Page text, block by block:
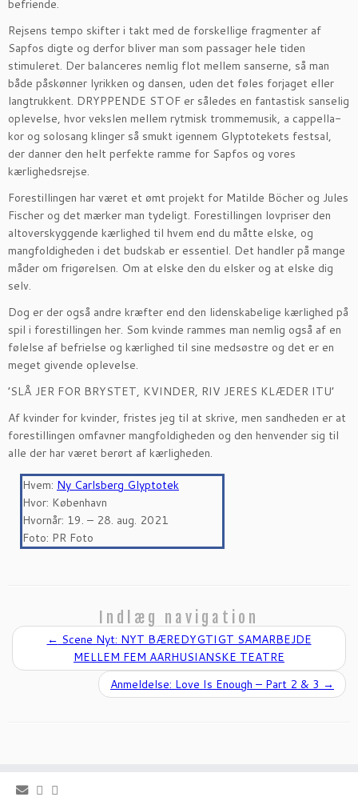
befriende.
Rejsens tempo skifter i takt med de forskellige fragmenter af
Sapfos digte og derfor bliver man som passager hele tiden
stimuleret. Der balanceres nemlig flot mellem sanserne, så man
både påskønner lyrikken og dansen, uden det føles forjaget eller
langtrukkent. DRYPPENDE STOF er således en fantastisk sanselig
oplevelse, hvor vekslen mellem rytmisk trommemusik, a cappella-
kor og solosang klinger så smukt igennem Glyptotekets festsal,
der danner den helt perfekte ramme for Sapfos og vores
kærlighedsrejse.
Forestillingen har været et ømt projekt for Matilde Böcher og Jules
Fischer og det mærker man tydeligt. Forestillingen lovpriser den
altoverskyggende kærlighed til hvem end du måtte elske, og
mangfoldigheden i det budskab er essentiel. Det handler på mange
måder om frigørelsen. Om at elske den du elsker og at elske dig
selv.
Dog er der også andre kræfter end den lidenskabelige kærlighed på
spil i forestillingen her. Som kvinde rammes man nemlig også af en
følelse af befrielse og kærlighed til sine medsøstre og det er en
meget givende oplevelse.
’SLÅ JER FOR BRYSTET, KVINDER, RIV JERES KLÆDER ITU’
Af kvinder for kvinder, fristes jeg til at skrive, men sandheden er at
forestillingen omfavner mangfoldigheden og den henvender sig til
alle der har været berørt af kærligheden.
Hvem: Ny Carlsberg Glyptotek
Hvor: København
Hvornår: 19. – 28. aug. 2021
Foto: PR Foto
Indlæg navigation
← Scene Nyt: NYT BÆREDYGTIGT SAMARBEJDE
MELLEM FEM AARHUSIANSKE TEATRE
Anmeldelse: Love Is Enough – Part 2 & 3 →